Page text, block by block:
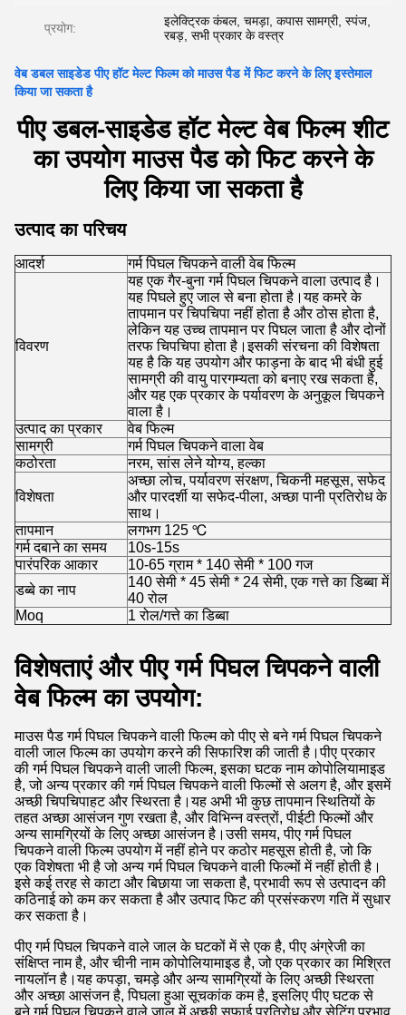
प्रयोग:
इलेक्ट्रिक कंबल, चमड़ा, कपास सामग्री, स्पंज,
रबड़, सभी प्रकार के वस्त्र
वेब डबल साइडेड पीए हॉट मेल्ट फिल्म को माउस पैड में फिट करने के लिए इस्तेमाल
किया जा सकता है
पीए डबल-साइडेड हॉट मेल्ट वेब फिल्म शीट
का उपयोग माउस पैड को फिट करने के
लिए किया जा सकता है
उत्पाद का परिचय
आदर्श गर्म पिघल चिपकने वाली वेब फिल्म
विवरण
यह एक गैर-बुना गर्म पिघल चिपकने वाला उत्पाद है।
यह पिघले हुए जाल से बना होता है।यह कमरे के
तापमान पर चिपचिपा नहीं होता है और ठोस होता है,
लेकिन यह उच्च तापमान पर पिघल जाता है और दोनों
तरफ चिपचिपा होता है।इसकी संरचना की विशेषता
यह है कि यह उपयोग और फाड़ना के बाद भी बंधी हुई
सामग्री की वायु पारगम्यता को बनाए रख सकता है,
और यह एक प्रकार के पर्यावरण के अनुकूल चिपकने
वाला है।
उत्पाद का प्रकार
वेब फिल्म
सामग्री
गर्म पिघल चिपकने वाला वेब
कठोरता
नरम, सांस लेने योग्य, हल्का
विशेषता
अच्छा लोच, पर्यावरण संरक्षण, चिकनी महसूस, सफेद
और पारदर्शी या सफेद-पीला, अच्छा पानी प्रतिरोध के
साथ।
तापमान
लगभग 125 ℃
गर्म दबाने का समय
10s-15s
पारंपरिक आकार
10-65 ग्राम * 140 सेमी * 100 गज
डब्बे का नाप
140 सेमी * 45 सेमी * 24 सेमी, एक गत्ते का डिब्बा में
40 रोल
Moq
1 रोल/गत्ते का डिब्बा
विशेषताएं और पीए गर्म पिघल चिपकने वाली
वेब फिल्म का उपयोग:
माउस पैड गर्म पिघल चिपकने वाली फिल्म को पीए से बने गर्म पिघल चिपकने
वाली जाल फिल्म का उपयोग करने की सिफारिश की जाती है।पीए प्रकार
की गर्म पिघल चिपकने वाली जाली फिल्म, इसका घटक नाम कोपोलियामाइड
है, जो अन्य प्रकार की गर्म पिघल चिपकने वाली फिल्मों से अलग है, और इसमें
अच्छी चिपचिपाहट और स्थिरता है।यह अभी भी कुछ तापमान स्थितियों के
तहत अच्छा आसंजन गुण रखता है, और विभिन्न वस्त्रों, पीईटी फिल्मों और
अन्य सामग्रियों के लिए अच्छा आसंजन है।उसी समय, पीए गर्म पिघल
चिपकने वाली फिल्म उपयोग में नहीं होने पर कठोर महसूस होती है, जो कि
एक विशेषता भी है जो अन्य गर्म पिघल चिपकने वाली फिल्मों में नहीं होती है।
इसे कई तरह से काटा और बिछाया जा सकता है, प्रभावी रूप से उत्पादन की
कठिनाई को कम कर सकता है और उत्पाद फिट की प्रसंस्करण गति में सुधार
कर सकता है।
पीए गर्म पिघल चिपकने वाले जाल के घटकों में से एक है, पीए अंग्रेजी का
संक्षिप्त नाम है, और चीनी नाम कोपोलियामाइड है, जो एक प्रकार का मिश्रित
नायलॉन है।यह कपड़ा, चमड़े और अन्य सामग्रियों के लिए अच्छी स्थिरता
और अच्छा आसंजन है, पिघला हुआ सूचकांक कम है, इसलिए पीए घटक से
बने गर्म पिघल चिपकने वाले जाल में अच्छी सफाई प्रतिरोध और सेटिंग प्रभाव